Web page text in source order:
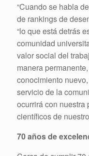
“Cuando se habla
de rankings de
“lo que está detrás
comunidad
valor social del
manera
conocimiento
servicio de la
ocurrirá con nuestra
científicos de
70 años de